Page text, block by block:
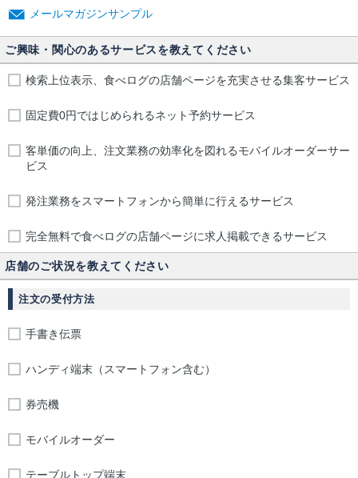
メールマガジンサンプル
ご興味・関心のあるサービスを教えてください
検索上位表示、食べログの店舗ページを充実させる集客サービス
固定費0円ではじめられるネット予約サービス
客単価の向上、注文業務の効率化を図れるモバイルオーダーサー
ビス
発注業務をスマートフォンから簡単に行えるサービス
完全無料で食べログの店舗ページに求人掲載できるサービス
店舗のご状況を教えてください
注文の受付方法
手書き伝票
ハンディ端末（スマートフォン含む）
券売機
モバイルオーダー
テーブルトップ端末